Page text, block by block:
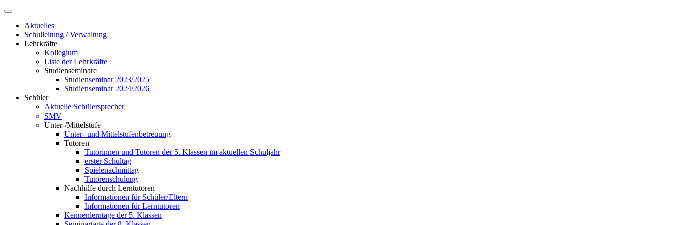
Aktuelles
Schulleitung / Verwaltung
Lehrkräfte
Kollegium
Liste der Lehrkräfte
Studienseminare
Studienseminar 2023/2025
Studienseminar 2024/2026
Schüler
Aktuelle Schülersprecher
SMV
Unter-/Mittelstufe
Unter- und Mittelstufenbetreuung
Tutoren
Tutorinnen und Tutoren der 5. Klassen im aktuellen Schuljahr
erster Schultag
Spielenachmittag
Tutorenschulung
Nachhilfe durch Lerntutoren
Informationen für Schüler/Eltern
Informationen für Lerntutoren
Kennenlerntage der 5. Klassen